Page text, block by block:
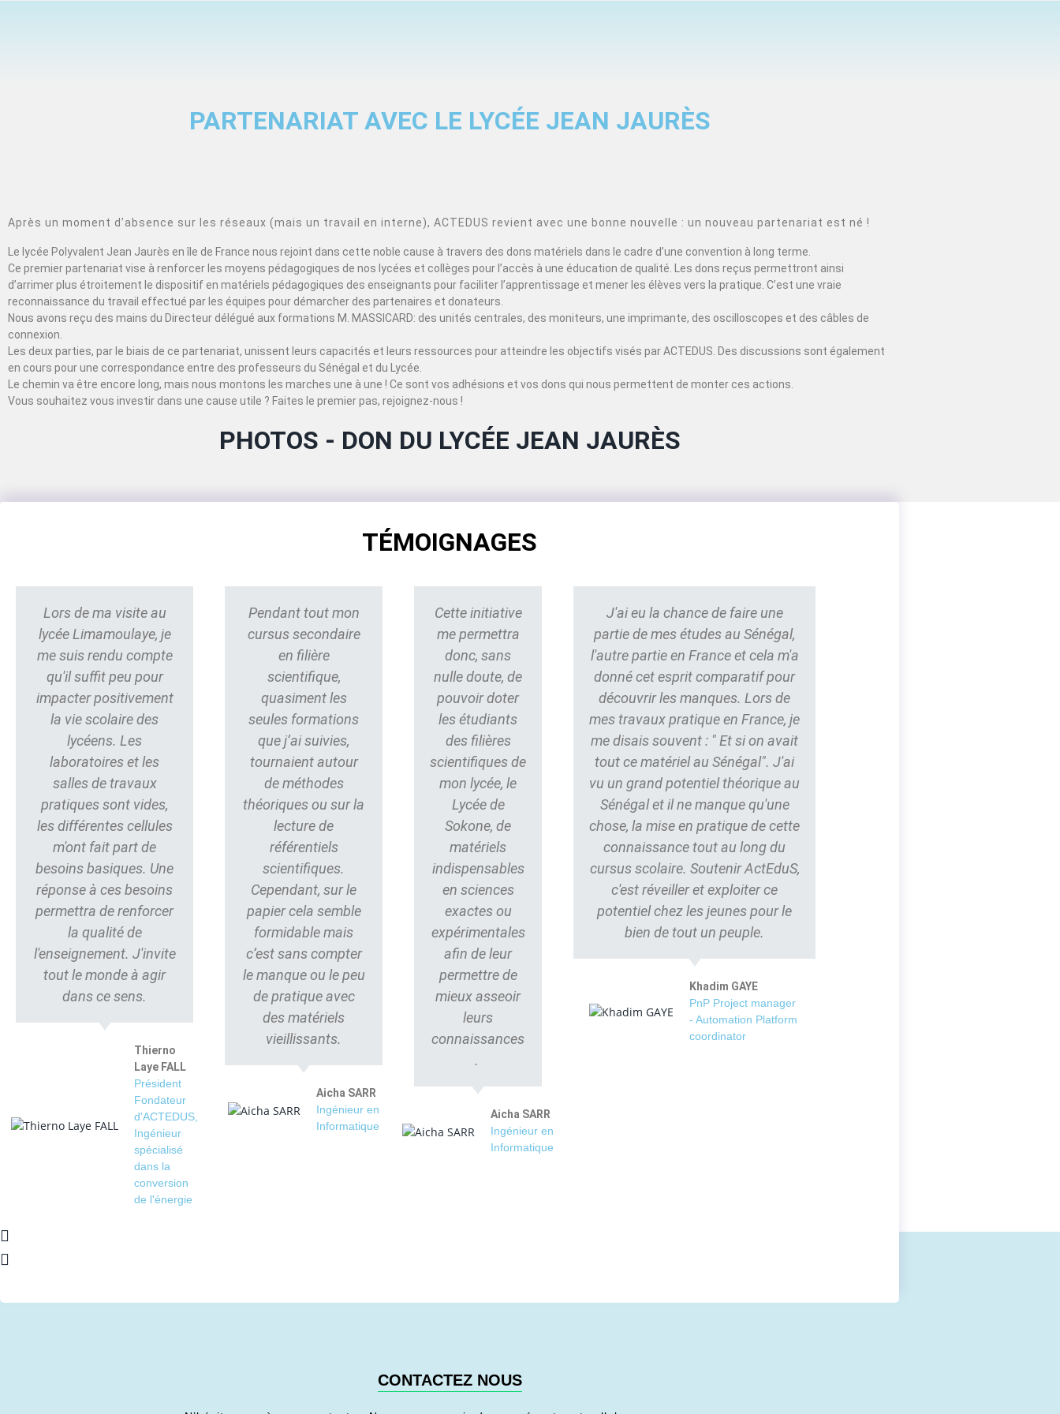
PARTENARIAT AVEC LE LYCÉE JEAN JAURÈS
Après un moment d’absence sur les réseaux (mais un travail en interne), ACTEDUS revient avec une bonne nouvelle : un nouveau partenariat est né !
Le lycée Polyvalent Jean Jaurès en île de France nous rejoint dans cette noble cause à travers des dons matériels dans le cadre d’une convention à long terme.
Ce premier partenariat vise à renforcer les moyens pédagogiques de nos lycées et collèges pour l’accès à une éducation de qualité. Les dons reçus permettront ainsi
d’arrimer plus étroitement le dispositif en matériels pédagogiques des enseignants pour faciliter l’apprentissage et mener les élèves vers la pratique. C’est une vraie
reconnaissance du travail effectué par les équipes pour démarcher des partenaires et donateurs.
Nous avons reçu des mains du Directeur délégué aux formations M. MASSICARD: des unités centrales, des moniteurs, une imprimante, des oscilloscopes et des câbles de
connexion.
Les deux parties, par le biais de ce partenariat, unissent leurs capacités et leurs ressources pour atteindre les objectifs visés par ACTEDUS. Des discussions sont également
en cours pour une correspondance entre des professeurs du Sénégal et du Lycée.
Le chemin va être encore long, mais nous montons les marches une à une ! Ce sont vos adhésions et vos dons qui nous permettent de monter ces actions.
Vous souhaitez vous investir dans une cause utile ? Faites le premier pas, rejoignez-nous !
PHOTOS - DON DU LYCÉE JEAN JAURÈS
TÉMOIGNAGES
Lors de ma visite au
lycée Limamoulaye, je
me suis rendu compte
qu'il suffit peu pour
impacter positivement
la vie scolaire des
lycéens. Les
laboratoires et les
salles de travaux
pratiques sont vides,
les différentes cellules
m'ont fait part de
besoins basiques. Une
réponse à ces besoins
permettra de renforcer
la qualité de
l'enseignement. J'invite
tout le monde à agir
dans ce sens.
Thierno
Laye FALL
Président
Fondateur
d'ACTEDUS,
Ingénieur
spécialisé
dans la
conversion
de l'énergie
Pendant tout mon
cursus secondaire
en filière
scientifique,
quasiment les
seules formations
que j’ai suivies,
tournaient autour
de méthodes
théoriques ou sur la
lecture de
référentiels
scientifiques.
Cependant, sur le
papier cela semble
formidable mais
c’est sans compter
le manque ou le peu
de pratique avec
des matériels
vieillissants.
Aicha SARR
Ingénieur en
Informatique
Cette initiative
me permettra
donc, sans
nulle doute, de
pouvoir doter
les étudiants
des filières
scientifiques de
mon lycée, le
Lycée de
Sokone, de
matériels
indispensables
en sciences
exactes ou
expérimentales
afin de leur
permettre de
mieux asseoir
leurs
connaissances
.
Aicha SARR
Ingénieur en
Informatique
J'ai eu la chance de faire une
partie de mes études au Sénégal,
l'autre partie en France et cela m'a
donné cet esprit comparatif pour
découvrir les manques. Lors de
mes travaux pratique en France, je
me disais souvent : " Et si on avait
tout ce matériel au Sénégal". J'ai
vu un grand potentiel théorique au
Sénégal et il ne manque qu'une
chose, la mise en pratique de cette
connaissance tout au long du
cursus scolaire. Soutenir ActEduS,
c'est réveiller et exploiter ce
potentiel chez les jeunes pour le
bien de tout un peuple.
Khadim GAYE
PnP Project manager
- Automation Platform
coordinator
CONTACTEZ NOUS